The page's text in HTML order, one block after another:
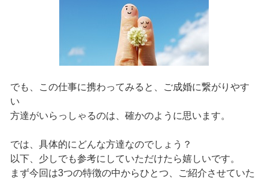
でも、この仕事に携わってみると、ご成婚に繋がりやす
い
方達がいらっしゃるのは、確かのように思います。
では、具体的にどんな方達なのでしょう？
以下、少しでも参考にしていただけたら嬉しいです。
まず今回は3つの特徴の中からひとつ、ご紹介させていた